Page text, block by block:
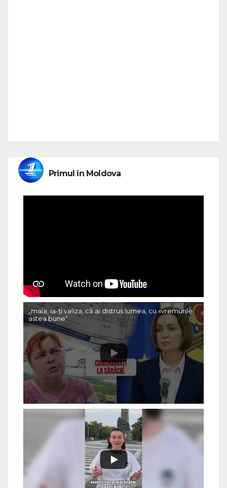
Primul în Moldova
„maia, ia-ți valiza, că ai distrus lumea, cu «vremurile
astea bune”